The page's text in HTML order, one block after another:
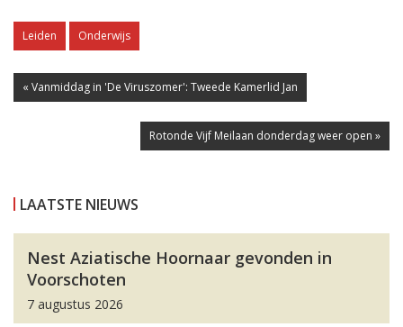
Leiden Onderwijs
« Vanmiddag in 'De Viruszomer': Tweede Kamerlid Jan
Rotonde Vijf Meilaan donderdag weer open »
LAATSTE NIEUWS
Nest Aziatische Hoornaar gevonden in
Voorschoten
7 augustus 2026